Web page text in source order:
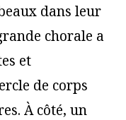
dans leur
chorale a
et
de corps
À côté, un